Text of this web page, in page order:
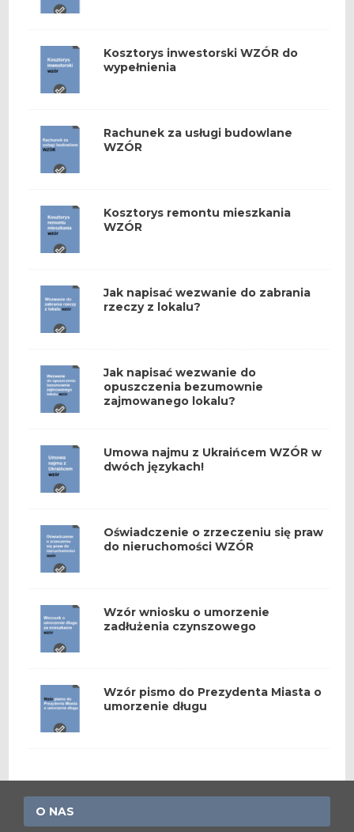
Kosztorys inwestorski WZÓR do
wypełnienia
Rachunek za usługi budowlane
WZÓR
Kosztorys remontu mieszkania
WZÓR
Jak napisać wezwanie do zabrania
rzeczy z lokalu?
Jak napisać wezwanie do
opuszczenia bezumownie
zajmowanego lokalu?
Umowa najmu z Ukraińcem WZÓR w
dwóch językach!
Oświadczenie o zrzeczeniu się praw
do nieruchomości WZÓR
Wzór wniosku o umorzenie
zadłużenia czynszowego
Wzór pismo do Prezydenta Miasta o
umorzenie długu
O NAS